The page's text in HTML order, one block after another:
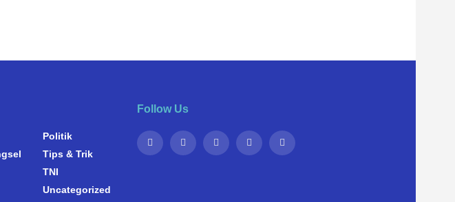
Politik
Tips & Trik
TNI
Uncategorized
Follow Us